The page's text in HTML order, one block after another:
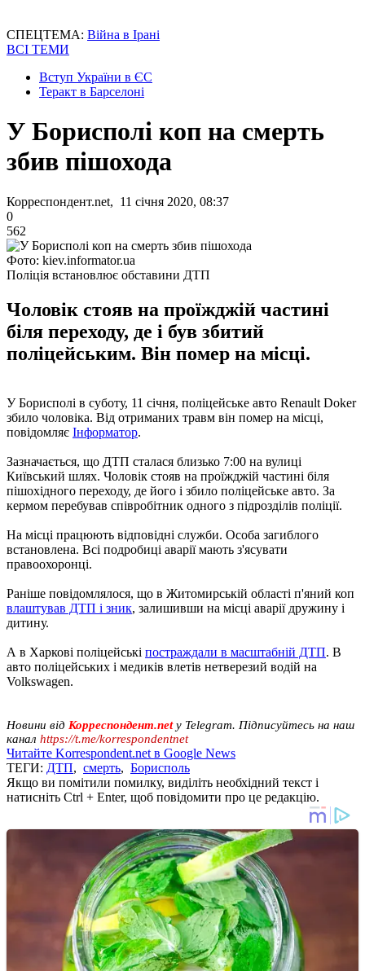
СПЕЦТЕМА: Війна в Ірані
ВСІ ТЕМИ
Вступ України в ЄС
Теракт в Барселоні
У Борисполі коп на смерть
збив пішохода
Корреспондент.net, 11 січня 2020, 08:37
0
562
Фото: kiev.informator.ua
Поліція встановлює обставини ДТП
Чоловік стояв на проїжджій частині
біля переходу, де і був збитий
поліцейським. Він помер на місці.
У Борисполі в суботу, 11 січня, поліцейське авто Renault Doker
збило чоловіка. Від отриманих травм він помер на місці,
повідомляє Інформатор.
Зазначається, що ДТП сталася близько 7:00 на вулиці
Київський шлях. Чоловік стояв на проїжджій частині біля
пішохідного переходу, де його і збило поліцейське авто. За
кермом перебував співробітник одного з підрозділів поліції.
На місці працюють відповідні служби. Особа загиблого
встановлена. Всі подробиці аварії мають з'ясувати
правоохоронці.
Раніше повідомлялося, що в Житомирській області п'яний коп
влаштував ДТП і зник, залишивши на місці аварії дружину і
дитину.
А в Харкові поліцейські постраждали в масштабній ДТП. В
авто поліцейських і медиків влетів нетверезий водій на
Volkswagen.
Новини від Корреспондент.netу Telegram. Підписуйтесь на наш
канал https://t.me/korrespondentnet
Читайте Korrespondent.net в Google News
ТЕГИ: ДТП, смерть, Борисполь
Якщо ви помітили помилку, виділіть необхідний текст і
натисніть Ctrl + Enter, щоб повідомити про це редакцію.